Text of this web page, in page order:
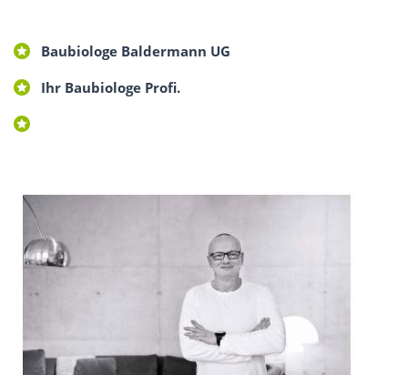
Baubiologe Baldermann UG
Ihr Baubiologe Profi.